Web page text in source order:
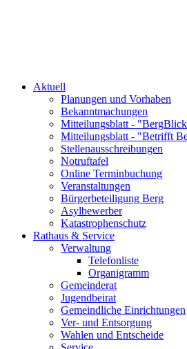
Aktuell
Planungen und Vorhaben
Bekanntmachungen
Mitteilungsblatt -
Mitteilungsblatt - "Betrifft
Stellenausschreibungen
Notruftafel
Online Terminbuchung
Veranstaltungen
Bürgerbeteiligung Berg
Asylbewerber
Katastrophenschutz
Rathaus & Service
Verwaltung
Telefonliste
Organigramm
Gemeinderat
Jugendbeirat
Gemeindliche Einrichtungen
Ver- und Entsorgung
Wahlen und Entscheide